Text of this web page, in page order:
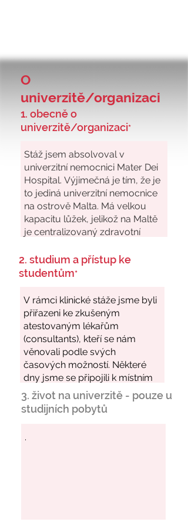
O
univerzitě/organizaci
1. obecně o
univerzitě/organizaci*
2. studium a přístup ke
studentům*
3. život na univerzitě - pouze u
studijních pobytů